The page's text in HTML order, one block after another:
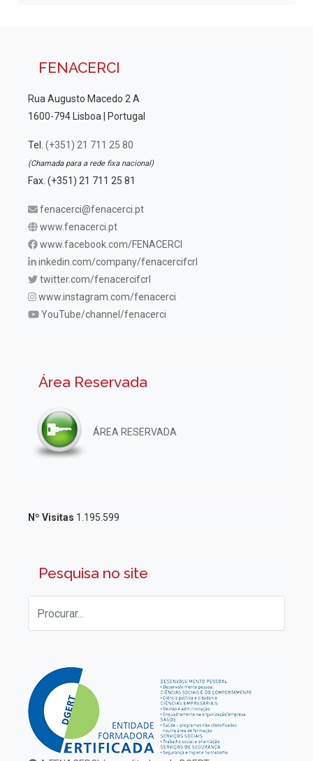
FENACERCI
Rua Augusto Macedo 2 A
1600-794 Lisboa | Portugal
Tel. (+351) 21 711 25 80
(Chamada para a rede fixa nacional)
Fax. (+351) 21 711 25 81
fenacerci@fenacerci.pt
www.fenacerci.pt
www.facebook.com/FENACERCI
inkedin.com/company/fenacercifcrl
twitter.com/fenacercifcrl
www.instagram.com/fenacerci
YouTube/channel/fenacerci
Área Reservada
ÁREA RESERVADA
Nº Visitas 1.195.599
Pesquisa no site